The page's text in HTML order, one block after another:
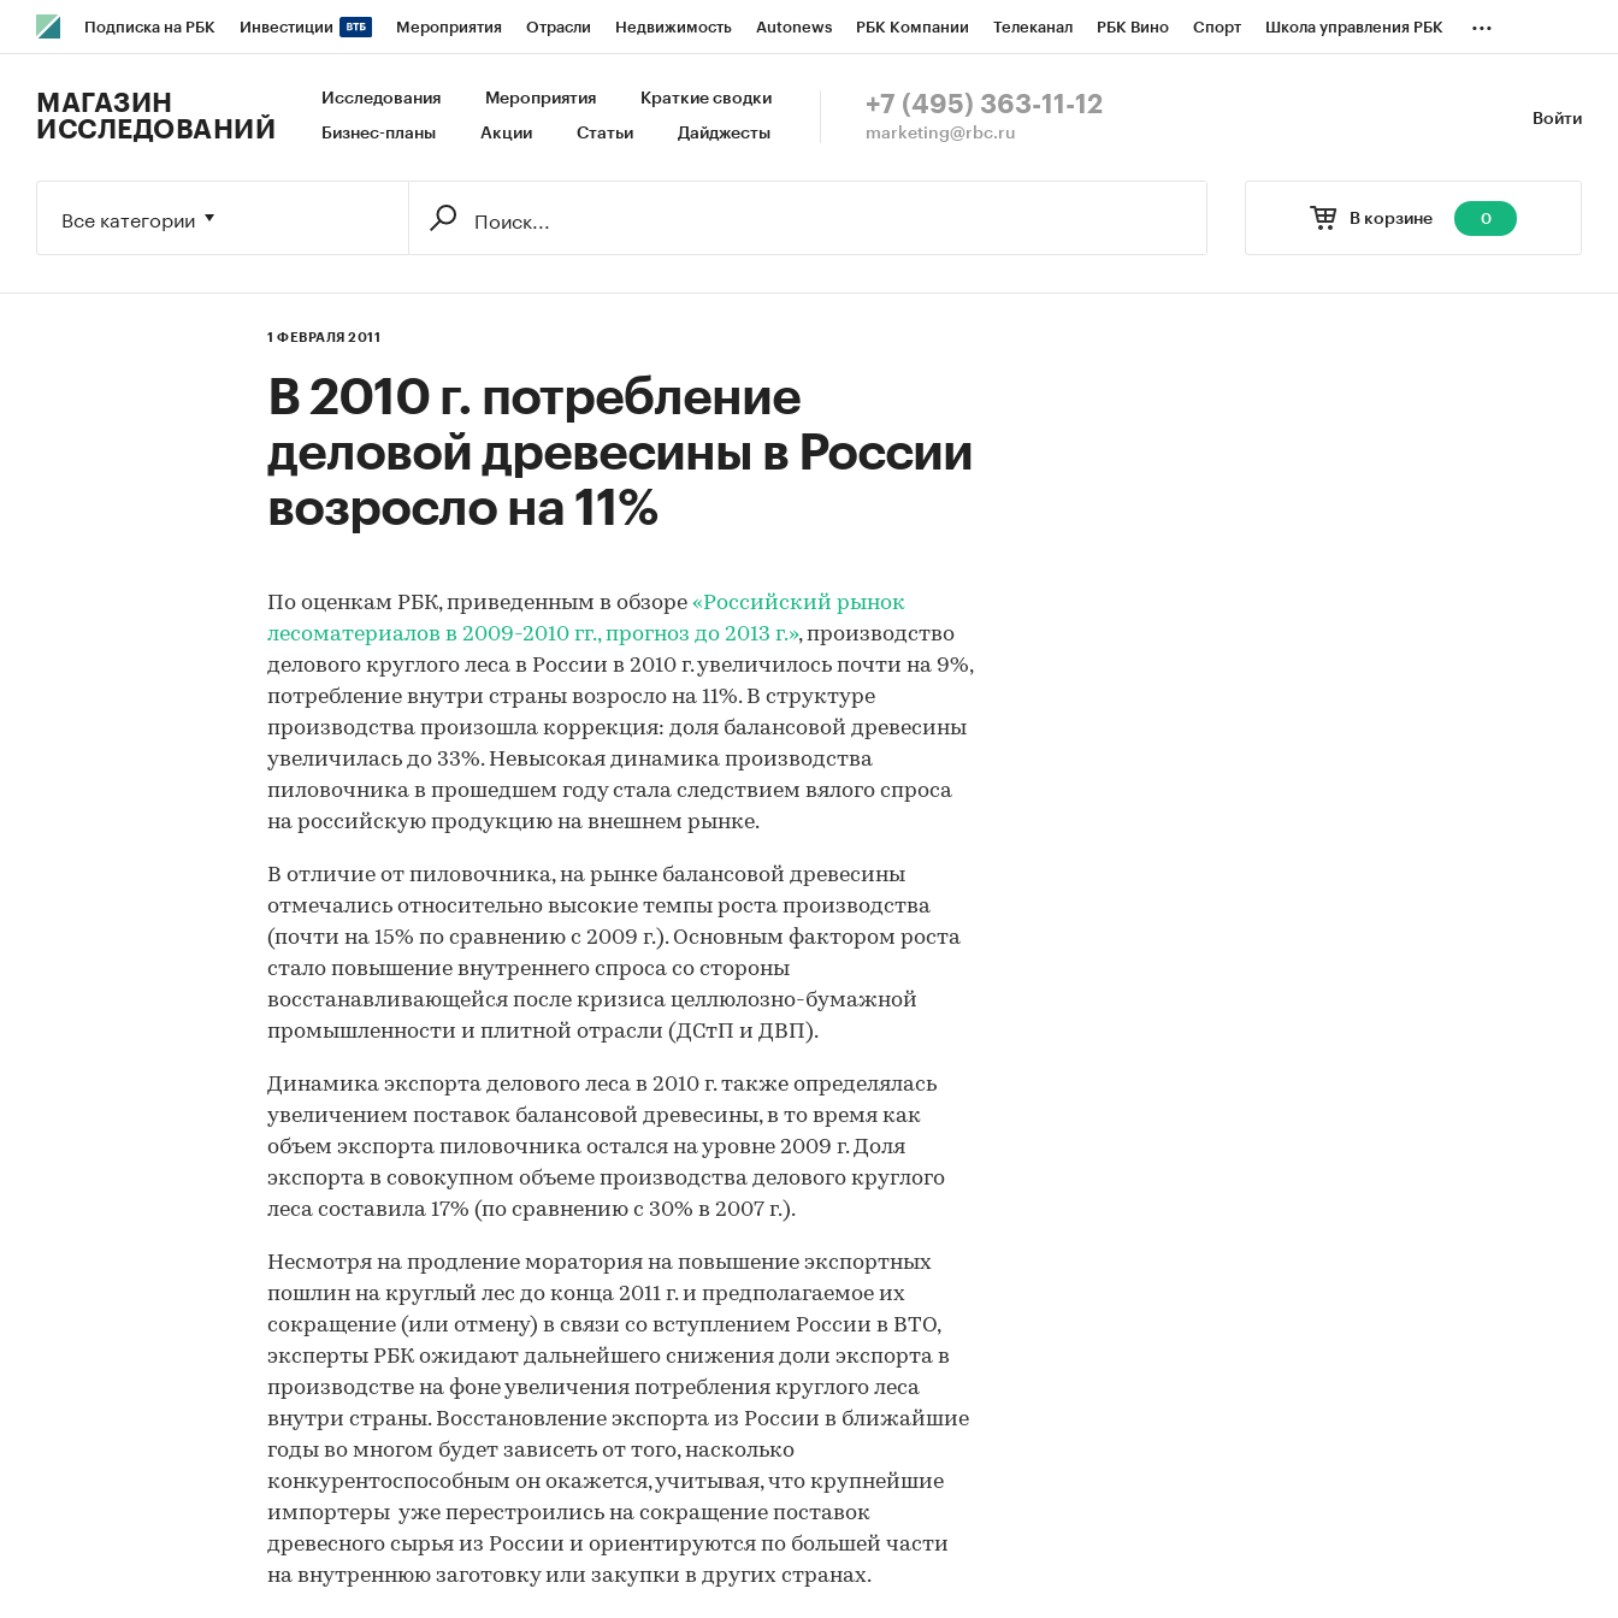
Подписка на РБК Инвестиции Мероприятия Отрасли Недвижимость Autonews РБК Компании Телеканал РБК Вино Спорт Школа управления РБК
Исследования Кредитные рейтинги Франшизы Газета Спецпроекты СПб Конференции СПб Спецпроекты
...
Войти
МАГАЗИН
ИССЛЕДОВАНИЙ
Исследования Мероприятия Краткие сводки
Бизнес-планы Акции Статьи Дайджесты
+7 (495) 363-11-12
marketing@rbc.ru
В корзине 0
Все категории
1 ФЕВРАЛЯ 2011
В 2010 г. потребление
деловой древесины в России
возросло на 11%
По оценкам РБК, приведенным в обзоре «Российский рынок
лесоматериалов в 2009-2010 гг., прогноз до 2013 г.», производство
делового круглого леса в России в 2010 г. увеличилось почти на 9%,
потребление внутри страны возросло на 11%. В структуре
производства произошла коррекция: доля балансовой древесины
увеличилась до 33%. Невысокая динамика производства
пиловочника в прошедшем году стала следствием вялого спроса
на российскую продукцию на внешнем рынке.
В отличие от пиловочника, на рынке балансовой древесины
отмечались относительно высокие темпы роста производства
(почти на 15% по сравнению с 2009 г.). Основным фактором роста
стало повышение внутреннего спроса со стороны
восстанавливающейся после кризиса целлюлозно-бумажной
промышленности и плитной отрасли (ДСтП и ДВП).
Динамика экспорта делового леса в 2010 г. также определялась
увеличением поставок балансовой древесины, в то время как
объем экспорта пиловочника остался на уровне 2009 г. Доля
экспорта в совокупном объеме производства делового круглого
леса составила 17% (по сравнению с 30% в 2007 г.).
Несмотря на продление моратория на повышение экспортных
пошлин на круглый лес до конца 2011 г. и предполагаемое их
сокращение (или отмену) в связи со вступлением России в ВТО,
эксперты РБК ожидают дальнейшего снижения доли экспорта в
производстве на фоне увеличения потребления круглого леса
внутри страны. Восстановление экспорта из России в ближайшие
годы во многом будет зависеть от того, насколько
конкурентоспособным он окажется, учитывая, что крупнейшие
импортеры уже перестроились на сокращение поставок
древесного сырья из России и ориентируются по большей части
на внутреннюю заготовку или закупки в других странах.